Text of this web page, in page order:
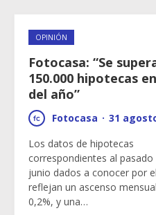
OPINIÓN
Fotocasa: “Se
150.000 hipotecas
del año”
Fotocasa · 31
Los datos de hipotecas
correspondientes al pasado
junio dados a conocer por
reflejan un ascenso
0,2%, y una…